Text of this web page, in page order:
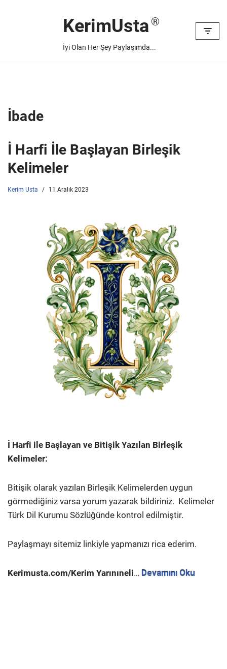
KerimUsta
İyi Olan Her Şey Paylaşımda...
İbade
İ Harfi İle Başlayan Birleşik
Kelimeler
Kerim Usta 11 Aralık 2023
İ Harfi ile Başlayan ve Bitişik Yazılan Birleşik
Kelimeler:
Bitişik olarak yazılan Birleşik Kelimelerden uygun
görmediğiniz varsa yorum yazarak bildiriniz. Kelimeler
Türk Dil Kurumu Sözlüğünde kontrol edilmiştir.
Paylaşmayı sitemiz linkiyle yapmanızı rica ederim.
Kerimusta.com/Kerim Yarınıneli… Devamını Oku